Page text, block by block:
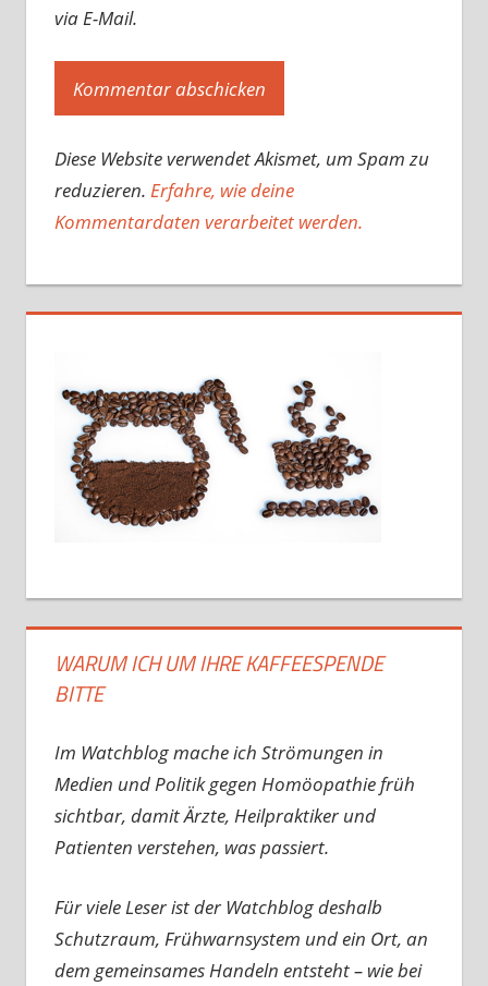
via E-Mail.
Diese Website verwendet Akismet, um Spam zu
reduzieren. Erfahre, wie deine
Kommentardaten verarbeitet werden.
WARUM ICH UM IHRE KAFFEESPENDE
BITTE
Im Watchblog mache ich Strömungen in
Medien und Politik gegen Homöopathie früh
sichtbar, damit Ärzte, Heilpraktiker und
Patienten verstehen, was passiert.
Für viele Leser ist der Watchblog deshalb
Schutzraum, Frühwarnsystem und ein Ort, an
dem gemeinsames Handeln entsteht – wie bei